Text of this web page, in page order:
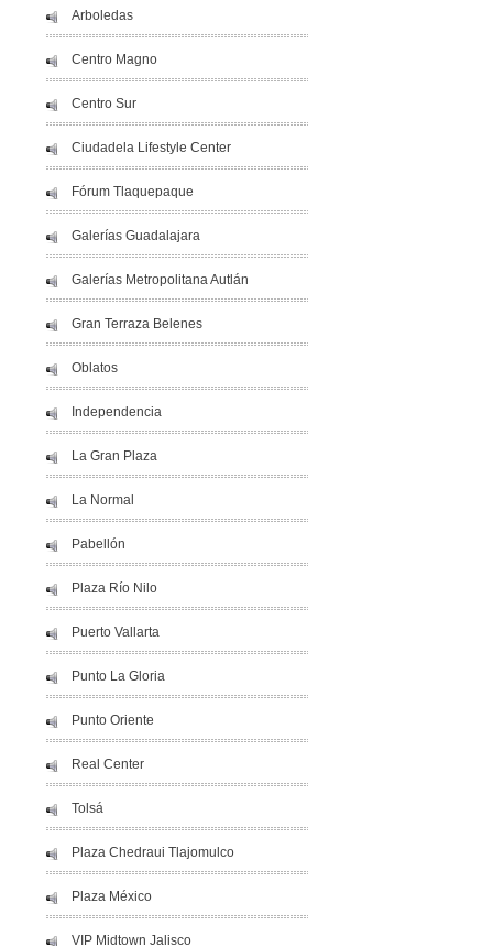
Arboledas
Centro Magno
Centro Sur
Ciudadela Lifestyle Center
Fórum Tlaquepaque
Galerías Guadalajara
Galerías Metropolitana Autlán
Gran Terraza Belenes
Oblatos
Independencia
La Gran Plaza
La Normal
Pabellón
Plaza Río Nilo
Puerto Vallarta
Punto La Gloria
Punto Oriente
Real Center
Tolsá
Plaza Chedraui Tlajomulco
Plaza México
VIP Midtown Jalisco